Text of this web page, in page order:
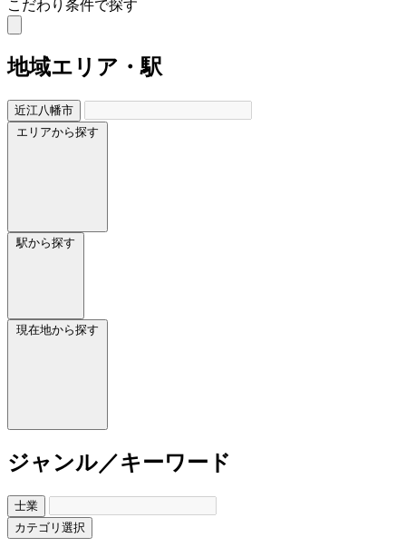
こだわり条件で探す
地域エリア・駅
近江八幡市
エリアから探す
駅から探す
現在地から探す
ジャンル／キーワード
士業
カテゴリ選択